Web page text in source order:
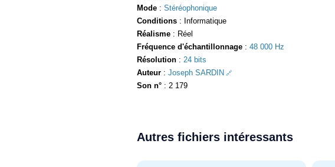
Mode : Stéréophonique
Conditions : Informatique
Réalisme : Réel
Fréquence d'échantillonnage : 48 000 Hz
Résolution : 24 bits
Auteur : Joseph SARDIN
Son n° : 2 179
Autres fichiers intéressants